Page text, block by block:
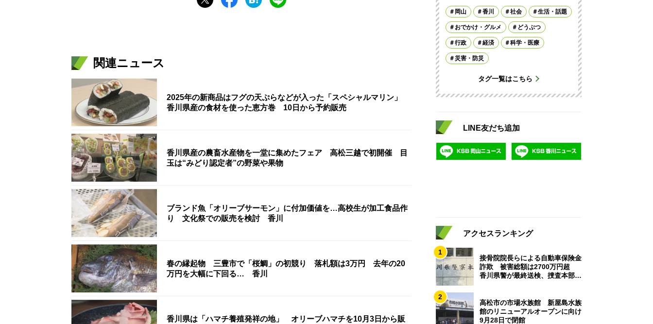
関連ニュース
2025年の新商品はフグの天ぷらなどが入った「スペシャルマリン」
香川県産の食材を使った恵方巻 10日から予約販売
香川県産の農畜水産物を一堂に集めたフェア 高松三越で初開催 目
玉は“みどり認定者”の野菜や果物
ブランド魚「オリーブサーモン」に付加価値を…高校生が加工食品作
り 文化祭での販売を検討 香川
春の縁起物 三豊市で「桜鯛」の初競り 落札額は3万円 去年の20
万円を大幅に下回る… 香川
香川県は「ハマチ養殖発祥の地」 オリーブハマチを10月3日から販
岡山 香川 社会 生活・話題
おでかけ・グルメ どうぶつ
行政 経済 科学・医療
災害・防災
タグ一覧はこちら
LINE友だち追加
アクセスランキング
1
接骨院院長らによる自動車保険金
詐欺 被害総額は2700万円超
香川県警が最終送検、捜査本部解
2
高松市の市場水族館 新屋島水族
館のリニューアルオープンに向け
9月28日で閉館